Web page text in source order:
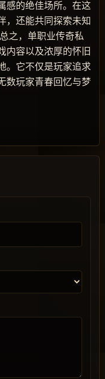
感的绝佳场所。在这
，还能共同探索未知
之，单职业传奇私
内容以及浓厚的怀旧
。它不仅是玩家追求
数玩家青春回忆与梦